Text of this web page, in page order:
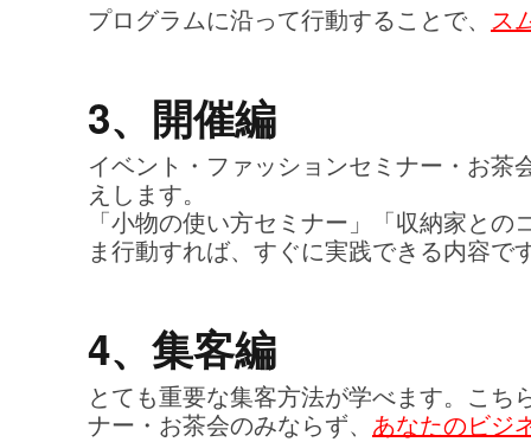
プログラムに沿って行動することで、 ス
3、開催編
イベント・ファッションセミナー・お
えします。
「小物の使い方セミナー」「収納家との
ま行動すれば、すぐに実践できる内容で
4、集客編
とても重要な集客方法が学べます。こ
ナー・お茶会のみならず、 あなたのビジ